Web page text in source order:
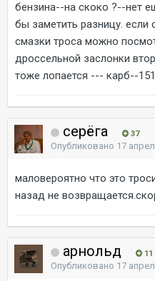
бензина--на скоко ?--нет
бы заметить разницу. если
смазки троса можно
дроссельной заслонки
тоже лопается --- карб--
серёга 37
Опубликовано 17
маловероятно что это
назад не
арнольд 11
Опубликовано 17